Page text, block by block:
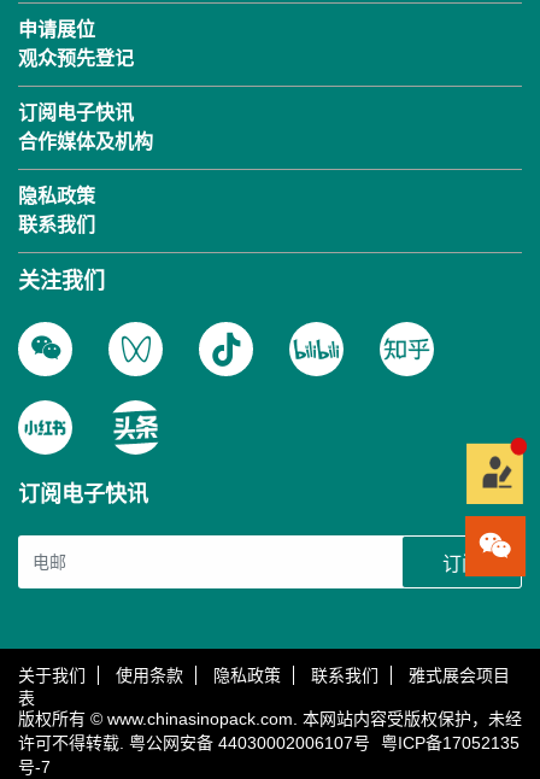
申请展位
观众预先登记
订阅电子快讯
合作媒体及机构
隐私政策
联系我们
关注我们
订阅电子快讯
订阅
关于我们 使用条款 隐私政策 联系我们
雅式展会项目
表
版权所有 © www.chinasinopack.com. 本网站内容受版权保护，未经
许可不得转载. 粤公网安备 44030002006107号
粤ICP备17052135
号-7